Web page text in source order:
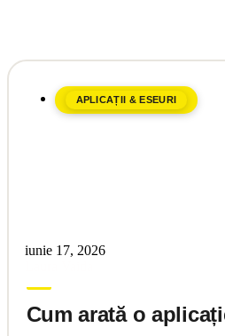
APLICAȚII & ESEURI
iunie 17, 2026
Cum arată o